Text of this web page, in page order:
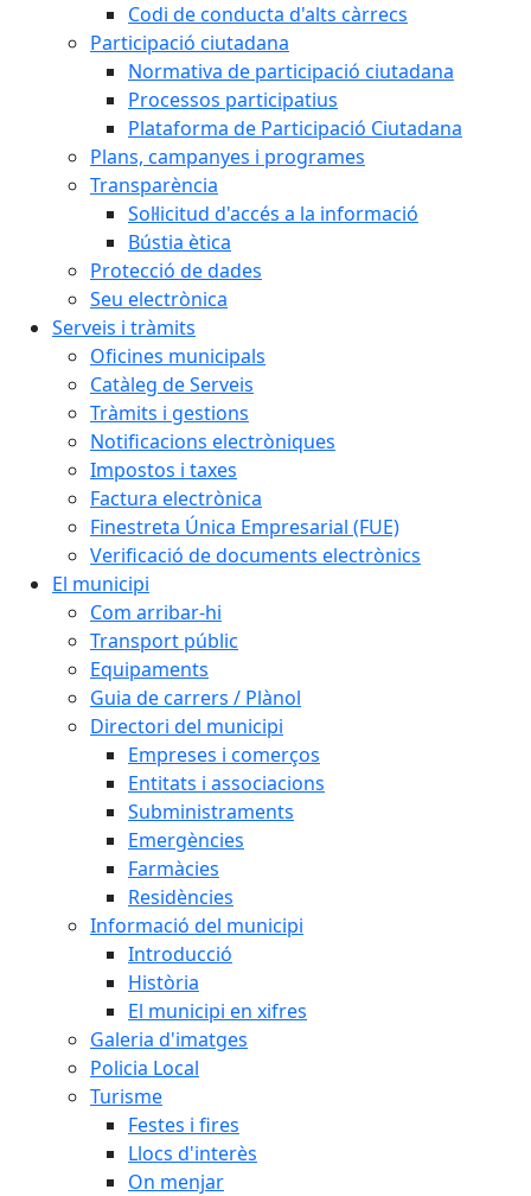
Codi de conducta d'alts càrrecs
Participació ciutadana
Normativa de participació ciutadana
Processos participatius
Plataforma de Participació Ciutadana
Plans, campanyes i programes
Transparència
Sol·licitud d'accés a la informació
Bústia ètica
Protecció de dades
Seu electrònica
Serveis i tràmits
Oficines municipals
Catàleg de Serveis
Tràmits i gestions
Notificacions electròniques
Impostos i taxes
Factura electrònica
Finestreta Única Empresarial (FUE)
Verificació de documents electrònics
El municipi
Com arribar-hi
Transport públic
Equipaments
Guia de carrers / Plànol
Directori del municipi
Empreses i comerços
Entitats i associacions
Subministraments
Emergències
Farmàcies
Residències
Informació del municipi
Introducció
Història
El municipi en xifres
Galeria d'imatges
Policia Local
Turisme
Festes i fires
Llocs d'interès
On menjar